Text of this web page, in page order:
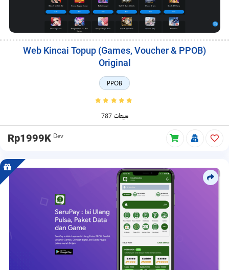
Web Kincai Topup (Games, Voucher & PPOB)
Original
PPOB
787 مبيعات
Rp1999K Dev